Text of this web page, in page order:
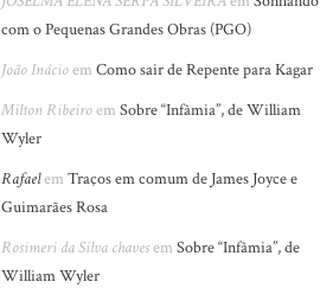
com o Pequenas Grandes Obras (PGO)
João InácioemComo sair de Repente para Kagar
Milton RibeiroemSobre “Infâmia”, de William
Wyler
RafaelemTraços em comum de James Joyce e
Guimarães Rosa
Rosimeri da Silva chavesemSobre “Infâmia”, de
William Wyler